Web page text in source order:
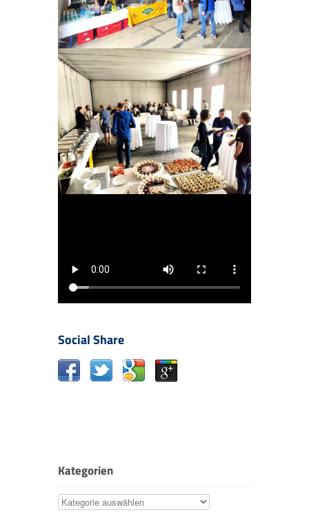
Social Share
Kategorien
Kategorien